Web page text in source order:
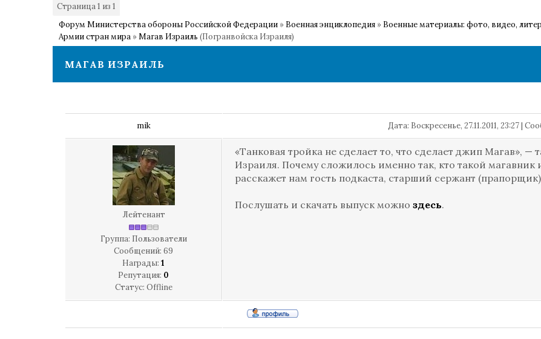
Страница1 из 1
Форум Министерства обороны Российской Федерации » Военная энциклопедия » Военные материалы: фото, видео,
Армии стран мира »Магав Израиль (Погранвойска Израиля)
МАГАВ ИЗРАИЛЬ
mik Дата: Воскресенье, 27.11.2011, 23:27 |
Лейтенант
Группа: Пользователи
Сообщений: 69
Награды: 1
Репутация: 0
Статус: Offline
«Танковая тройка не сделает то, что сделает джип Магав», —
Израиля. Почему сложилось именно так, кто такой магавник
расскажет нам гость подкаста, старший сержант
Послушать и скачать выпуск можно здесь.